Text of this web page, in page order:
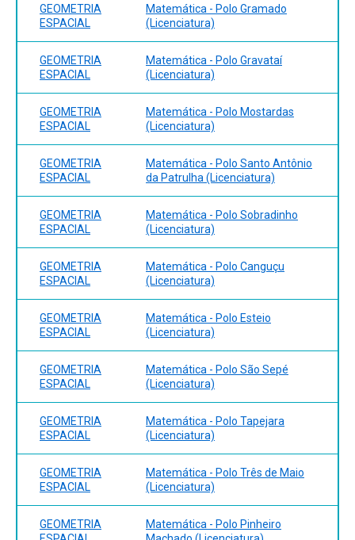
GEOMETRIA
ESPACIAL
Matemática - Polo Gramado
(Licenciatura)
GEOMETRIA
ESPACIAL
Matemática - Polo Gravataí
(Licenciatura)
GEOMETRIA
ESPACIAL
Matemática - Polo Mostardas
(Licenciatura)
GEOMETRIA
ESPACIAL
Matemática - Polo Santo Antônio
da Patrulha (Licenciatura)
GEOMETRIA
ESPACIAL
Matemática - Polo Sobradinho
(Licenciatura)
GEOMETRIA
ESPACIAL
Matemática - Polo Canguçu
(Licenciatura)
GEOMETRIA
ESPACIAL
Matemática - Polo Esteio
(Licenciatura)
GEOMETRIA
ESPACIAL
Matemática - Polo São Sepé
(Licenciatura)
GEOMETRIA
ESPACIAL
Matemática - Polo Tapejara
(Licenciatura)
GEOMETRIA
ESPACIAL
Matemática - Polo Três de Maio
(Licenciatura)
GEOMETRIA
Matemática - Polo Pinheiro